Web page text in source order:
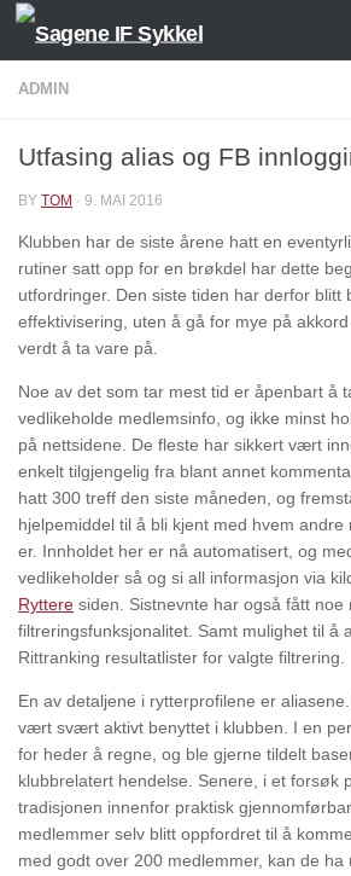
Skip to content
ADMIN
Utfasing alias og FB
BY TOM · 9. MAI 2016
Klubben har de siste årene hatt en
rutiner satt opp for en brøkdel har dette
utfordringer. Den siste tiden har derfor blitt
effektivisering, uten å gå for mye på
verdt å ta vare på.
Noe av det som tar mest tid er åpenbart å
vedlikeholde medlemsinfo, og ikke minst
på nettsidene. De fleste har sikkert vært
enkelt tilgjengelig fra blant annet
hatt 300 treff den siste måneden, og
hjelpemiddel til å bli kjent med hvem andre
er. Innholdet her er nå automatisert, og
vedlikeholder så og si all informasjon via
Ryttere siden. Sistnevnte har også fått noe
filtreringsfunksjonalitet. Samt mulighet til å
Rittranking resultatlister for valgte filtrering.
En av detaljene i rytterprofilene er
vært svært aktivt benyttet i klubben. I en
for heder å regne, og ble gjerne tildelt
klubbrelatert hendelse. Senere, i et forsøk
tradisjonen innenfor praktisk
medlemmer selv blitt oppfordret til å
med godt over 200 medlemmer, kan de ha